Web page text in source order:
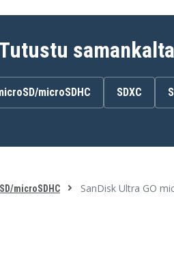
microSDHC SDXC
microSDHC SanDisk Ultra GO